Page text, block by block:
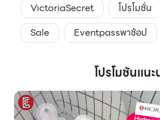
VictoriaSecret โปรโมชั่น
Sale
Eventpassพาช้อป
โปรโมชันแนะ